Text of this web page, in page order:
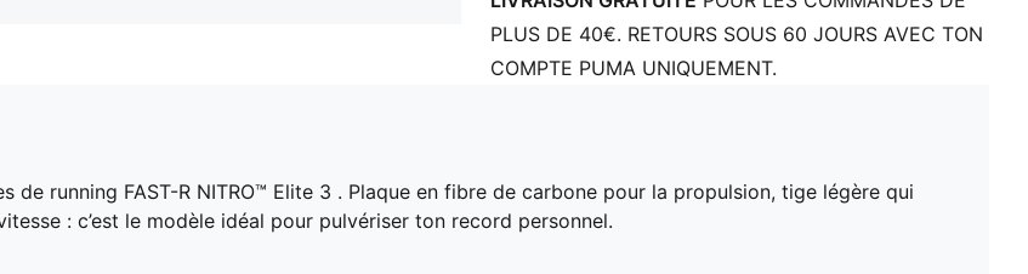
PLUS DE 40€. RETOURS SOUS 60 JOURS AVEC TON
COMPTE PUMA UNIQUEMENT.
de running FAST-R NITRO™ Elite 3 . Plaque en fibre de carbone pour la propulsion, tige légère qui
: c’est le modèle idéal pour pulvériser ton record personnel.